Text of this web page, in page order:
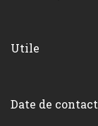
Utile
Date de contact